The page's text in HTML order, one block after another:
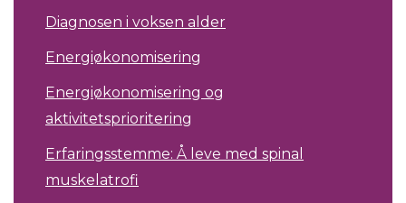
Diagnosen i voksen alder
Energiøkonomisering
Energiøkonomisering og
aktivitetsprioritering
Erfaringsstemme: Å leve med spinal
muskelatrofi